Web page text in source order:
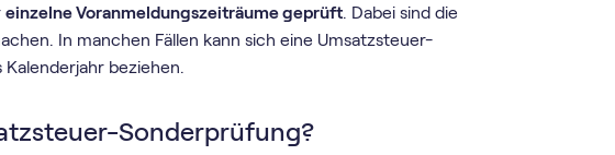
einzelne Voranmeldungszeiträume geprüft. Dabei sind die
In manchen Fällen kann sich eine Umsatzsteuer-
beziehen.
Sonderprüfung?